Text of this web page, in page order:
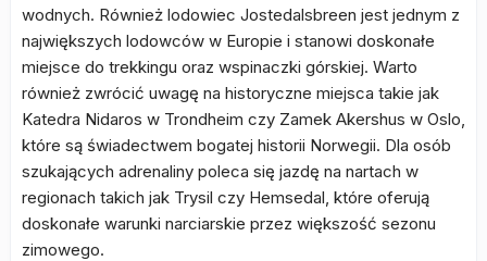
wodnych. Również lodowiec Jostedalsbreen jest jednym z
największych lodowców w Europie i stanowi doskonałe
miejsce do trekkingu oraz wspinaczki górskiej. Warto
również zwrócić uwagę na historyczne miejsca takie jak
Katedra Nidaros w Trondheim czy Zamek Akershus w Oslo,
które są świadectwem bogatej historii Norwegii. Dla osób
szukających adrenaliny poleca się jazdę na nartach w
regionach takich jak Trysil czy Hemsedal, które oferują
doskonałe warunki narciarskie przez większość sezonu
zimowego.